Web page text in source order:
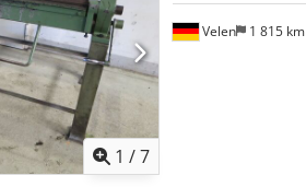
1 /7
Velen 1 815 km